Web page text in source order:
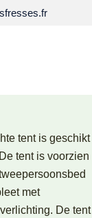
tent is geschikt
tent is voorzien
met
De tent